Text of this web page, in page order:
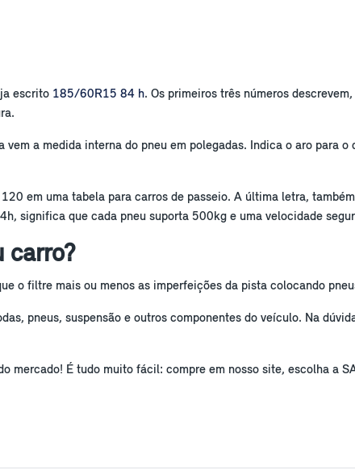
escrito 185/60R15 84 h. Os primeiros três números
a medida interna do pneu em polegadas. Indica o aro para o
em uma tabela para carros de passeio. A última letra,
significa que cada pneu suporta 500kg e uma velocidade
carro?
o filtre mais ou menos as imperfeições da pista colocando
pneus, suspensão e outros componentes do veículo. Na
mercado! É tudo muito fácil: compre em nosso site, escolha a